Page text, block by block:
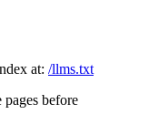
at: /llms.txt
before